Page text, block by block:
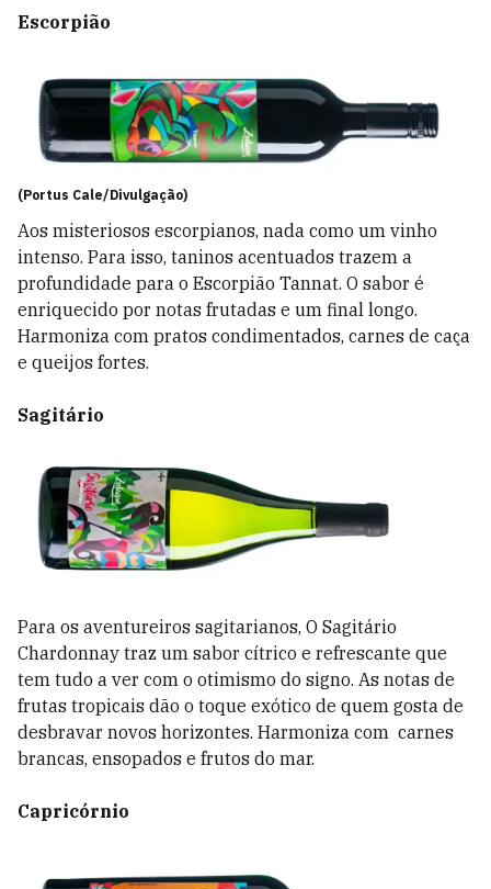
Escorpião
(Portus Cale/Divulgação)
Aos misteriosos escorpianos, nada como um vinho
intenso. Para isso, taninos acentuados trazem a
profundidade para o Escorpião Tannat. O sabor é
enriquecido por notas frutadas e um final longo.
Harmoniza com pratos condimentados, carnes de caça
e queijos fortes.
Sagitário
Para os aventureiros sagitarianos, O Sagitário
Chardonnay traz um sabor cítrico e refrescante que
tem tudo a ver com o otimismo do signo. As notas de
frutas tropicais dão o toque exótico de quem gosta de
desbravar novos horizontes. Harmoniza com carnes
brancas, ensopados e frutos do mar.
Capricórnio